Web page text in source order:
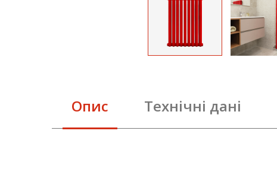
Опис Технічні дані